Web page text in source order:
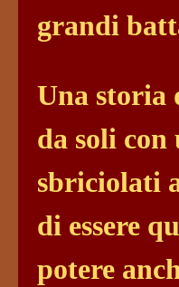
grandi
Una storia
da soli
sbriciolati
di essere
potere